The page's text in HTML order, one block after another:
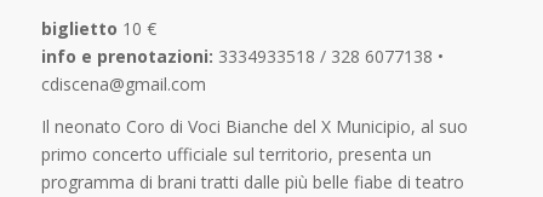
biglietto 10 €
info e prenotazioni: 3334933518 / 328 6077138 •
cdiscena@gmail.com
Il neonato Coro di Voci Bianche del X Municipio, al suo
primo concerto ufficiale sul territorio, presenta un
programma di brani tratti dalle più belle fiabe di teatro